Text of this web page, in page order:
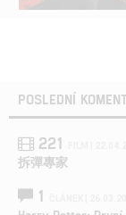
POSLEDNÍ
221
拆彈專家
1